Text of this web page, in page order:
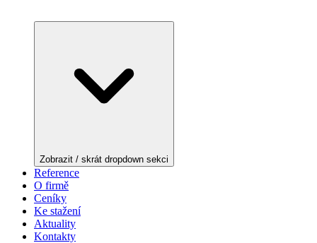
Zobrazit / skrát dropdown sekci
Reference
O firmě
Ceníky
Ke stažení
Aktuality
Kontakty